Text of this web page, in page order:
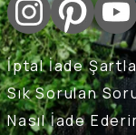
İptal İade
Sık Sorulan
Nasıl İade